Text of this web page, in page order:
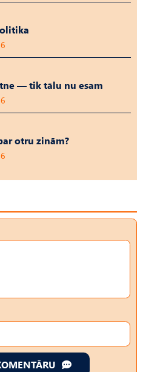
— tik tālu nu esam
otru zinām?